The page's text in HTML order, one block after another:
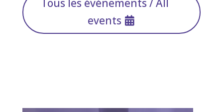
Tous les événements / All
events